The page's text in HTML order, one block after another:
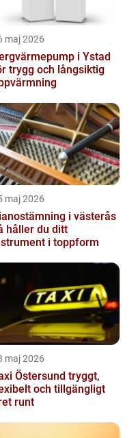
maj 2026
i Ystad
trygg och långsiktig
maj 2026
i västerås
håller du ditt
i toppform
maj 2026
Östersund tryggt,
och tillgängligt
runt